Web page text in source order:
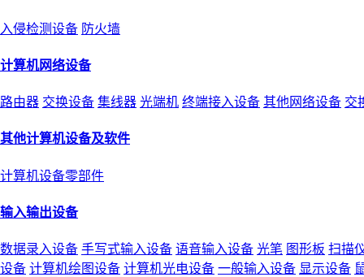
入侵检测设备 防火墙
计算机网络设备
路由器 交换设备 集线器 光端机 终端接入设备 其他网络设备 交
其他计算机设备及软件
计算机设备零部件
输入输出设备
数据录入设备 手写式输入设备 语音输入设备 光笔 图形板 扫描
设备 计算机绘图设备 计算机光电设备 一般输入设备 显示设备